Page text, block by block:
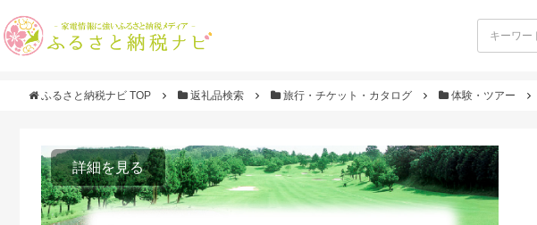
ふるさと納税ナビ TOP 返礼品検索 旅行・チケット・カタログ 体験・ツアー
詳細を見る